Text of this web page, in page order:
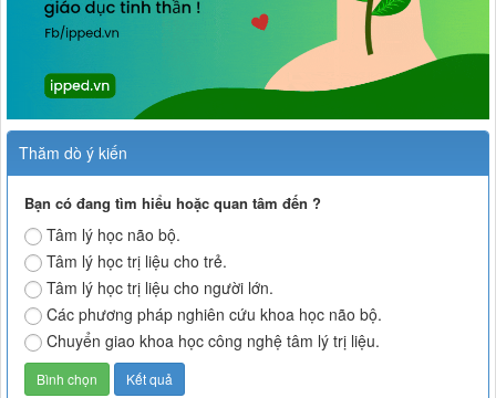
Thăm dò ý kiến
Bạn có đang tìm hiểu hoặc quan tâm đến ?
Tâm lý học não bộ.
Tâm lý học trị liệu cho trẻ.
Tâm lý học trị liệu cho người lớn.
Các phương pháp nghiên cứu khoa học não bộ.
Chuyển giao khoa học công nghệ tâm lý trị liệu.